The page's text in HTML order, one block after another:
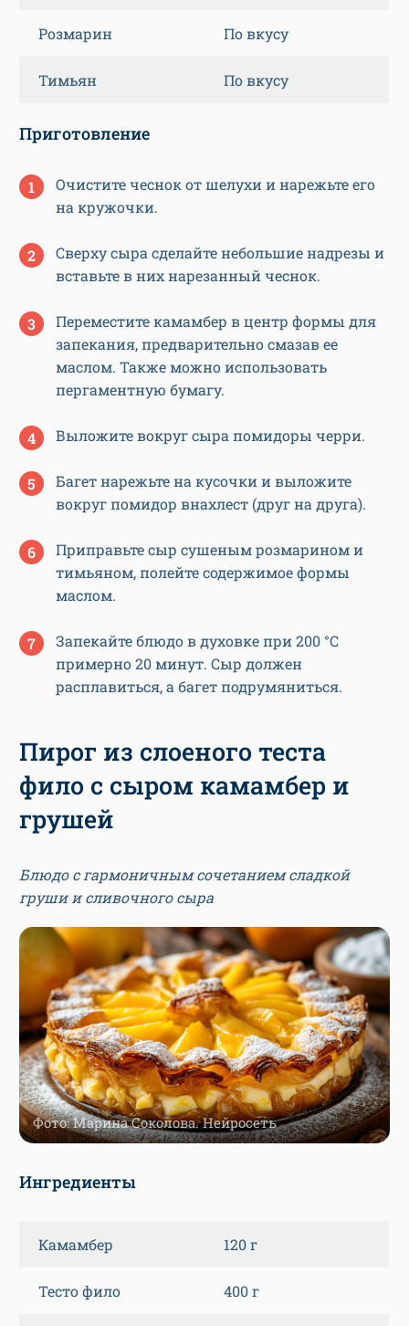
Розмарин По вкусу
Тимьян По вкусу
Приготовление
Очистите чеснок от шелухи и нарежьте его
на кружочки.
Сверху сыра сделайте небольшие надрезы и
вставьте в них нарезанный чеснок.
Переместите камамбер в центр формы для
запекания, предварительно смазав ее
маслом. Также можно использовать
пергаментную бумагу.
Выложите вокруг сыра помидоры черри.
Багет нарежьте на кусочки и выложите
вокруг помидор внахлест (друг на друга).
Приправьте сыр сушеным розмарином и
тимьяном, полейте содержимое формы
маслом.
Запекайте блюдо в духовке при 200 °C
примерно 20 минут. Сыр должен
расплавиться, а багет подрумяниться.
Пирог из слоеного теста
фило с сыром камамбер и
грушей
Блюдо с гармоничным сочетанием сладкой
груши и сливочного сыра
Фото: Марина Соколова. Нейросеть
Ингредиенты
Камамбер 120 г
Тесто фило 400 г